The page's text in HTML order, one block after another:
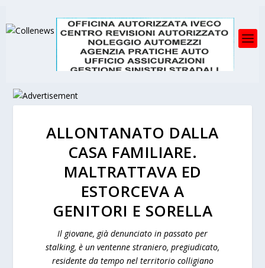
ALLONTANATO DALLA
CASA FAMILIARE.
MALTRATTAVA ED
ESTORCEVA A
GENITORI E SORELLA
Il giovane, già denunciato in passato per
stalking, è un ventenne straniero, pregiudicato,
residente da tempo nel territorio colligiano